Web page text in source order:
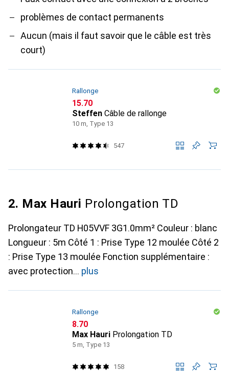
problèmes de contact permanents
Aucun (mais il faut savoir que le câble est très
court)
Rallonge
CHF
15.70
Steffen Câble de rallonge
10 m, Type 13
547
2. Max Hauri Prolongation TD
Prolongateur TD H05VVF 3G1.0mm² Couleur : blanc
Longueur : 5m Côté 1 : Prise Type 12 moulée Côté 2
: Prise Type 13 moulée Fonction supplémentaire :
avec protection
plus
Rallonge
CHF
8.70
Max Hauri Prolongation TD
5 m, Type 13
158